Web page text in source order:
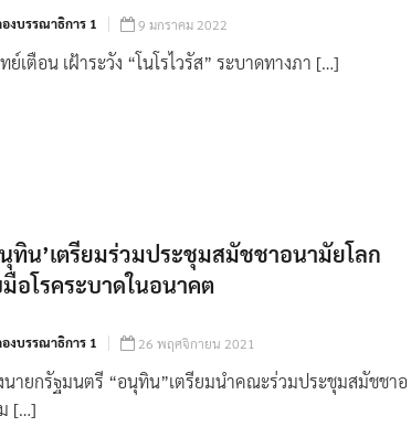
งบรรณาธิการ 1 9 มกราคม 2022
ย์เตือน เฝ้าระวัง “โนโรไวรัส” ระบาดทางภา […]
ทิน’เตรียมร่วมประชุมสมัชชาอนามัยโลก
อโรคระบาดในอนาคต
งบรรณาธิการ 1 26 พฤศจิกายน 2021
นายกรัฐมนตรี “อนุทิน”เตรียมนำคณะร่วมประชุมสมัชชาอ
[…]